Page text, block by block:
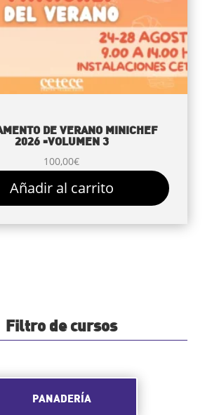
DE VERANO MINICHEF
2026 -VOLUMEN 3
100,00€
Añadir al carrito
Filtro de cursos
PANADERÍA